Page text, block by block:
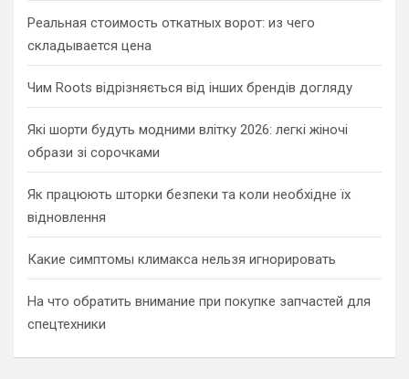
Реальная стоимость откатных ворот: из чего
складывается цена
Чим Roots відрізняється від інших брендів догляду
Які шорти будуть модними влітку 2026: легкі жіночі
образи зі сорочками
Як працюють шторки безпеки та коли необхідне їх
відновлення
Какие симптомы климакса нельзя игнорировать
На что обратить внимание при покупке запчастей для
спецтехники